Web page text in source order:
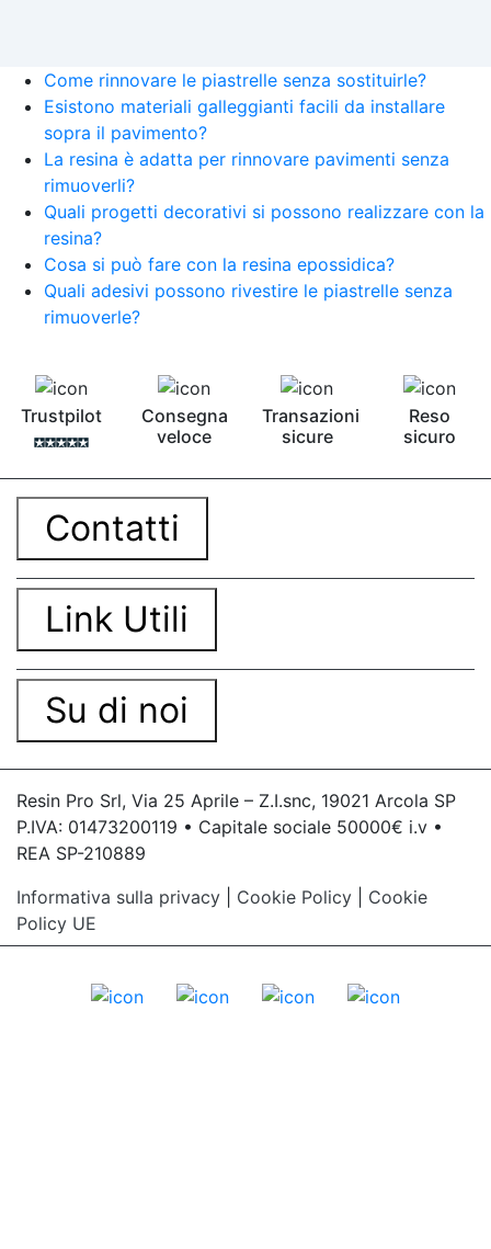
Come rinnovare le piastrelle senza sostituirle?
Esistono materiali galleggianti facili da installare
sopra il pavimento?
La resina è adatta per rinnovare pavimenti senza
rimuoverli?
Quali progetti decorativi si possono realizzare con la
resina?
Cosa si può fare con la resina epossidica?
Quali adesivi possono rivestire le piastrelle senza
rimuoverle?
Trustpilot
Consegna
veloce
Transazioni
sicure
Reso
sicuro
Contatti
Link Utili
Su di noi
Resin Pro Srl, Via 25 Aprile – Z.I.snc, 19021 Arcola SP
P.IVA: 01473200119 • Capitale sociale 50000€ i.v •
REA SP-210889
Informativa sulla privacy
Cookie Policy
Cookie
Policy UE